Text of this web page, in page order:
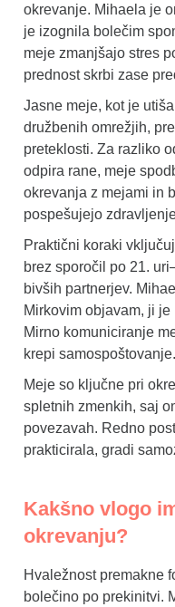
okrevanje. Mihaela je
je izognila bolečim
meje zmanjšajo stres
prednost skrbi zase
Jasne meje, kot je
družbenih omrežjih,
preteklosti. Za razliko
odpira rane, meje
okrevanja z mejami in
pospešujejo
Praktični koraki
brez sporočil po 21.
bivših partnerjev.
Mirkovim objavam, ji
Mirno komuniciranje
krepi samospoštovanje.
Meje so ključne pri
spletnih zmenkih, saj
povezavah. Redno
prakticirala, gradi
Kakšno vlogo
okrevanju?
Hvaležnost premakne
bolečino po prekinitvi.